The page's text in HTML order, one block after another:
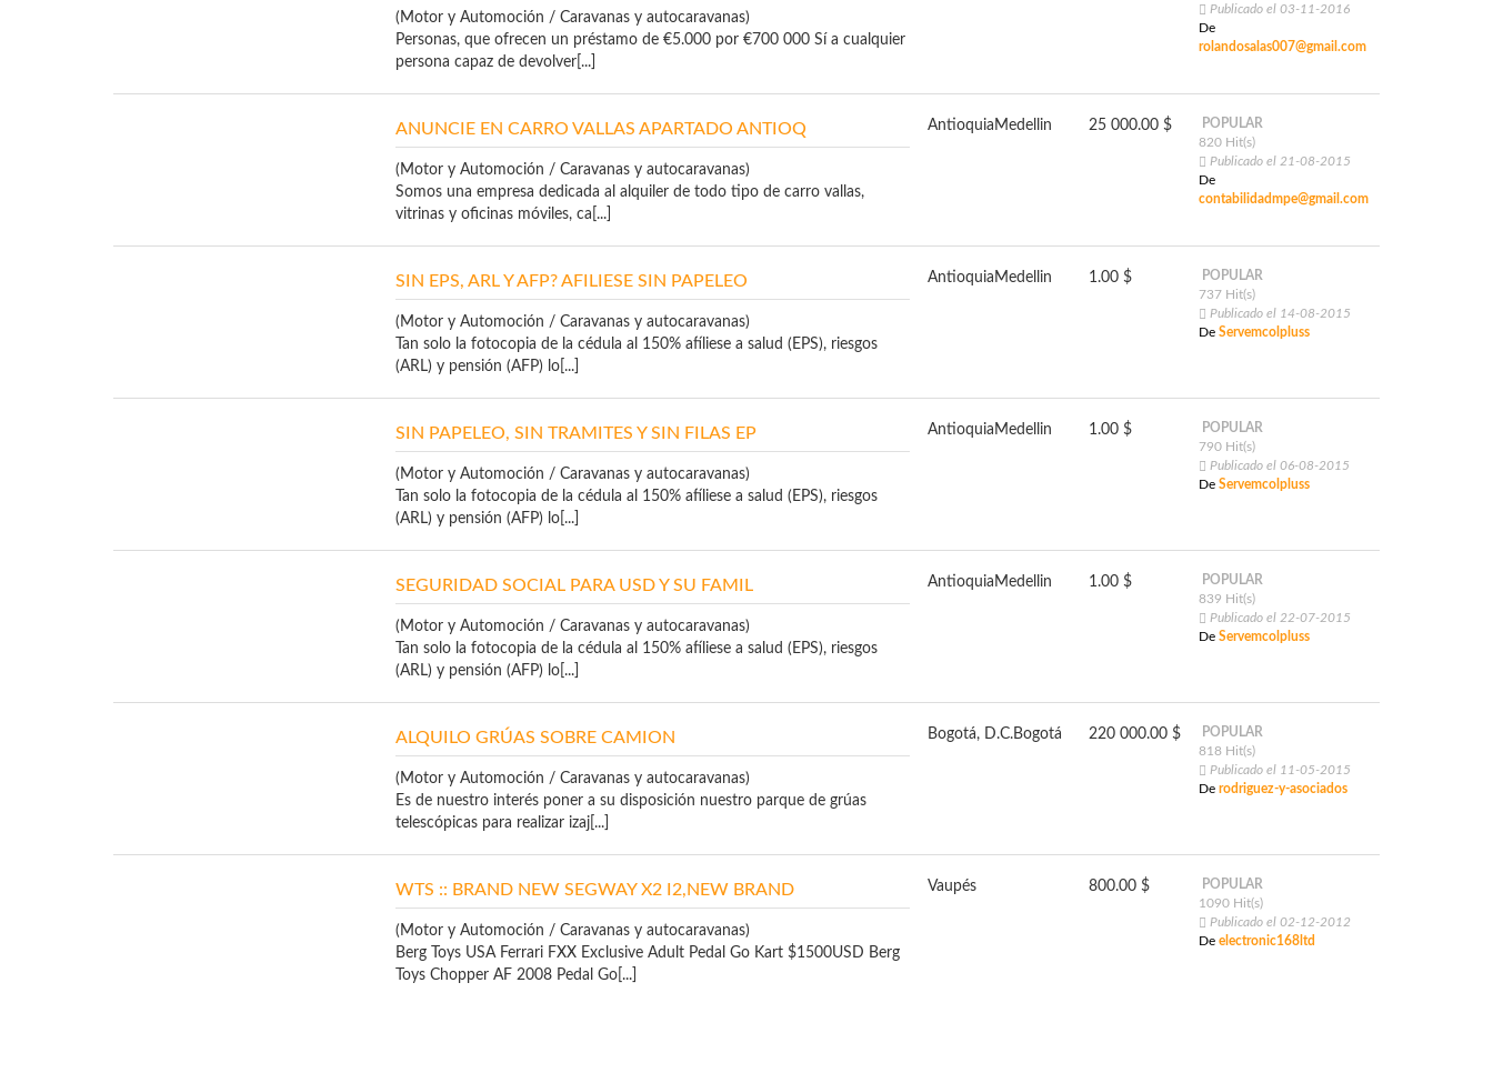
(Motor y Automoción / Caravanas y autocaravanas)
Personas, que ofrecen un préstamo de €5.000 por €700 000 Sí a cualquier
persona capaz de devolver[...]
Publicado el 03-11-2016
De
rolandosalas007@gmail.com
ANUNCIE EN CARRO VALLAS APARTADO ANTIOQ
(Motor y Automoción / Caravanas y autocaravanas)
Somos una empresa dedicada al alquiler de todo tipo de carro vallas,
vitrinas y oficinas móviles, ca[...]
Antioquia Medellin 25 000.00 $
POPULAR
820 Hit(s)
Publicado el 21-08-2015
De
contabilidadmpe@gmail.com
SIN EPS, ARL Y AFP? AFILIESE SIN PAPELEO
(Motor y Automoción / Caravanas y autocaravanas)
Tan solo la fotocopia de la cédula al 150% afíliese a salud (EPS), riesgos
(ARL) y pensión (AFP) lo[...]
Antioquia Medellin 1.00 $
POPULAR
737 Hit(s)
Publicado el 14-08-2015
De Servemcolpluss
SIN PAPELEO, SIN TRAMITES Y SIN FILAS EP
(Motor y Automoción / Caravanas y autocaravanas)
Tan solo la fotocopia de la cédula al 150% afíliese a salud (EPS), riesgos
(ARL) y pensión (AFP) lo[...]
Antioquia Medellin 1.00 $
POPULAR
790 Hit(s)
Publicado el 06-08-2015
De Servemcolpluss
SEGURIDAD SOCIAL PARA USD Y SU FAMIL
(Motor y Automoción / Caravanas y autocaravanas)
Tan solo la fotocopia de la cédula al 150% afíliese a salud (EPS), riesgos
(ARL) y pensión (AFP) lo[...]
Antioquia Medellin 1.00 $
POPULAR
839 Hit(s)
Publicado el 22-07-2015
De Servemcolpluss
ALQUILO GRÚAS SOBRE CAMION
(Motor y Automoción / Caravanas y autocaravanas)
Es de nuestro interés poner a su disposición nuestro parque de grúas
telescópicas para realizar izaj[...]
Bogotá, D.C.Bogotá 220 000.00 $
POPULAR
818 Hit(s)
Publicado el 11-05-2015
De rodriguez-y-asociados
WTS :: BRAND NEW SEGWAY X2 I2,NEW BRAND
(Motor y Automoción / Caravanas y autocaravanas)
Berg Toys USA Ferrari FXX Exclusive Adult Pedal Go Kart $1500USD Berg
Toys Chopper AF 2008 Pedal Go[...]
Vaupés 800.00 $
POPULAR
1090 Hit(s)
Publicado el 02-12-2012
De electronic168ltd